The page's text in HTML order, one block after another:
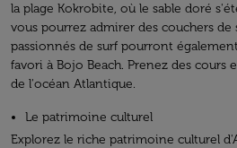
la plage Kokrobite, où le sable doré
vous pourrez admirer des couchers de
passionnés de surf pourront
favori à Bojo Beach. Prenez des cours
de l'océan Atlantique.
Le patrimoine culturel
Explorez le riche patrimoine culturel